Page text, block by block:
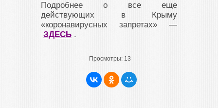
Подробнее о все еще
действующих в Крыму
«коронавирусных запретах» —
ЗДЕСЬ .
Просмотры: 13